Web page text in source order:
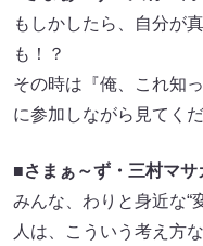
もしかしたら、自分が
も！？
その時は『俺、これ知
に参加しながら見てくだ
■さまぁ～ず・三村マサ
みんな、わりと身近な“
人は、こういう考え方